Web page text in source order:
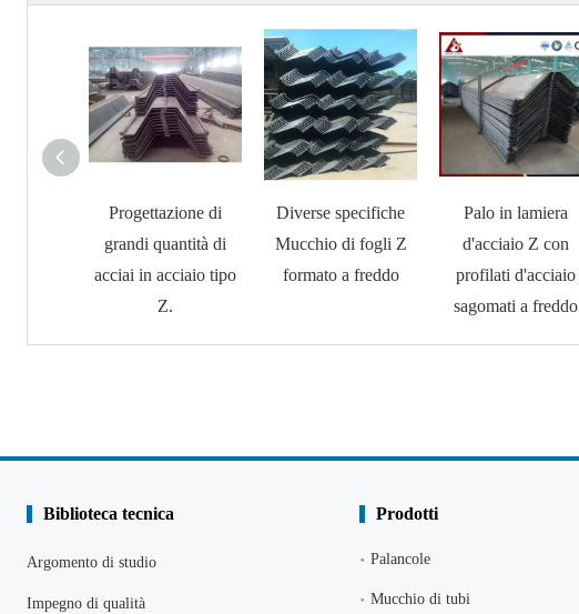
Progettazione di
grandi quantità di
acciai in acciaio tipo
Z.
Diverse specifiche
Mucchio di fogli Z
formato a freddo
Palo in lamiera
d'acciaio Z con
profilati d'acciaio
sagomati a freddo
Biblioteca tecnica
Argomento di studio
Impegno di qualità
Prodotti
Palancole
Mucchio di tubi